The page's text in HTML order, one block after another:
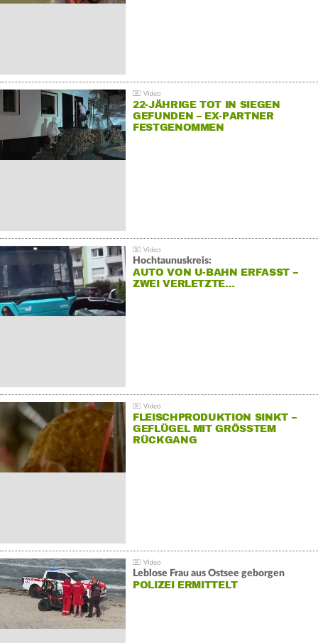
22-JÄHRIGE TOT IN SIEGEN
GEFUNDEN – EX-PARTNER
FESTGENOMMEN
Hochtaunuskreis:
AUTO VON U-BAHN ERFASST –
ZWEI VERLETZTE…
FLEISCHPRODUKTION SINKT –
GEFLÜGEL MIT GRÖSSTEM R
ÜCKGANG
Leblose Frau aus Ostsee geborgen
POLIZEI ERMITTELT